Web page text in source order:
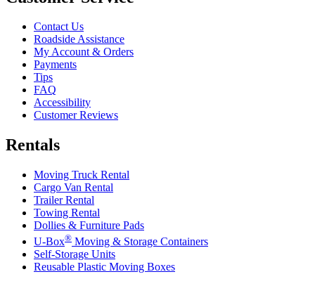
Contact Us
Roadside Assistance
My Account & Orders
Payments
Tips
FAQ
Accessibility
Customer Reviews
Rentals
Moving Truck Rental
Cargo Van Rental
Trailer Rental
Towing Rental
Dollies & Furniture Pads
U-Box® Moving & Storage Containers
Self-Storage Units
Reusable Plastic Moving Boxes